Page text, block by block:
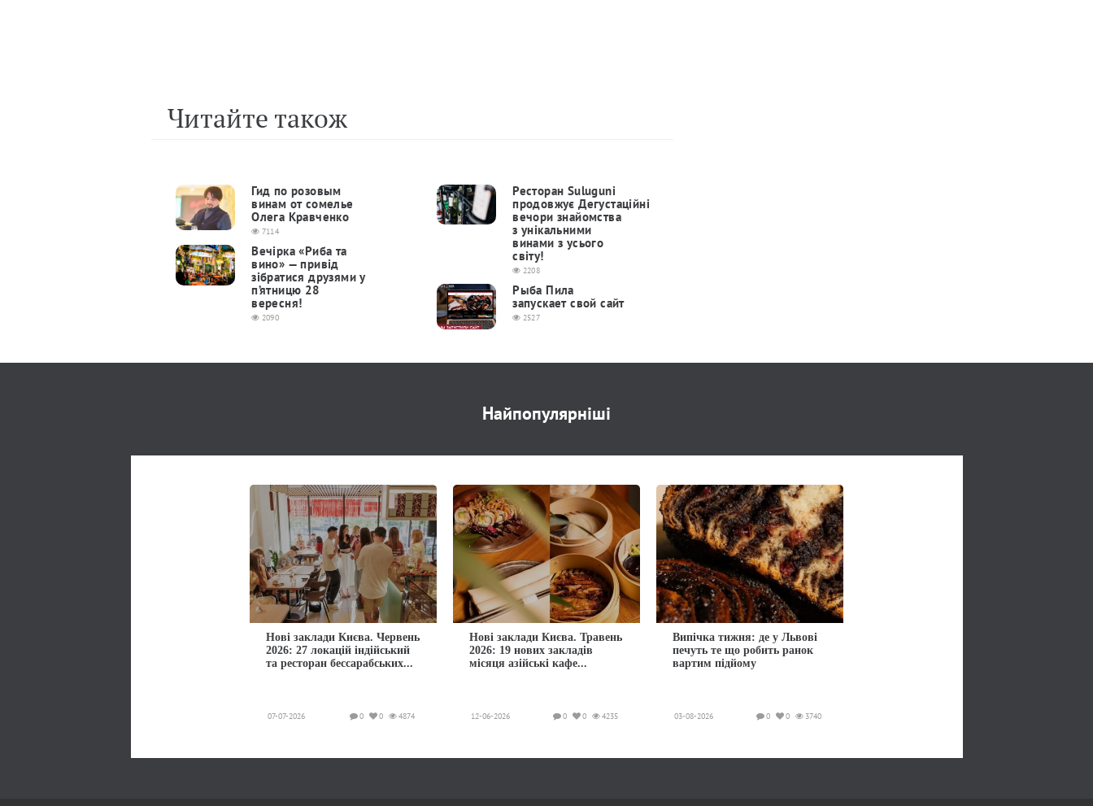
Читайте також
Гид по розовым
винам от сомелье
Олега Кравченко
7114
Вечірка «Риба та
вино» — привід
зібратися друзями у
п’ятницю 28
вересня!
2090
Ресторан Suluguni
продовжує Дегустаційні
вечори знайомства
з унікальними
винами з усього
світу!
2208
Рыба Пила
запускает свой сайт
2527
Найпопулярніші
Нові заклади Києва. Червень
2026: 27 локацій індійський
та ресторан бессарабських...
07-07-2026 4874
0
0
Нові заклади Києва. Травень
2026: 19 нових закладів
місяця азійські кафе...
12-06-2026 4235
0
0
Випічка тижня: де у Львові
печуть те що робить ранок
вартим підйому
03-08-2026 3740
0
0